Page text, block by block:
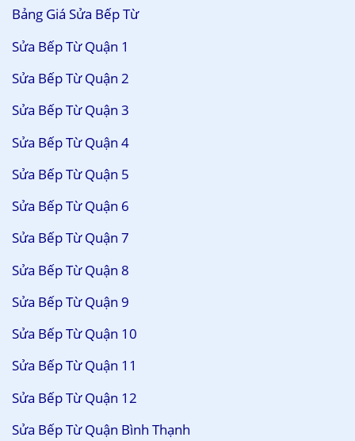
Bảng Giá Sửa Bếp Từ
Sửa Bếp Từ Quận 1
Sửa Bếp Từ Quận 2
Sửa Bếp Từ Quận 3
Sửa Bếp Từ Quận 4
Sửa Bếp Từ Quận 5
Sửa Bếp Từ Quận 6
Sửa Bếp Từ Quận 7
Sửa Bếp Từ Quận 8
Sửa Bếp Từ Quận 9
Sửa Bếp Từ Quận 10
Sửa Bếp Từ Quận 11
Sửa Bếp Từ Quận 12
Sửa Bếp Từ Quận Bình Thạnh